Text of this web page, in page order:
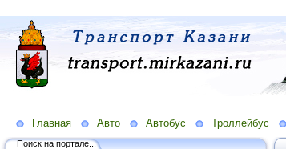
Главная Авто Автобус Троллейбус
Поиск на портале...